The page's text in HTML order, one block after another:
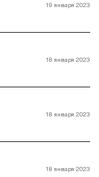
19 января 2023
18 января 2023
18 января 2023
18 января 2023